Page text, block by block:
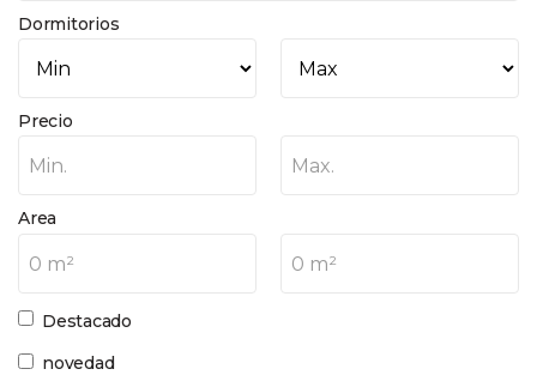
Dormitorios
Precio
Min. Max.
Area
0 m² 0 m²
Destacado
novedad